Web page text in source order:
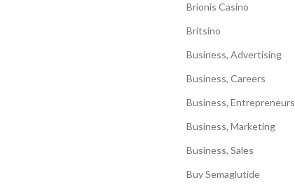
Brionis Casino
Britsino
Business, Advertising
Business, Careers
Business, Entrepreneurs
Business, Marketing
Business, Sales
Buy Semaglutide